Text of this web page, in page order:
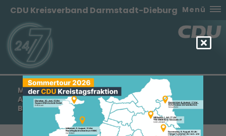
CDU Kreisverband Darmstadt-Dieburg Menü
MANFRED PENTZ: „POLITIK FÜR DIE BELANGE DER
AUS- UND SPÄTSIEDLER ZU GESTALTEN, IST
BESONDERES ANLIEGEN DER CDU“